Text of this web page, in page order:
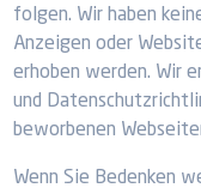
folgen. Wir haben
Anzeigen oder
erhoben werden. Wir
und
beworbenen
Wenn Sie Bedenken